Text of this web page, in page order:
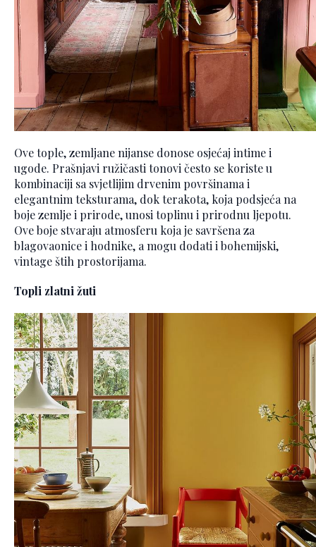
Ove tople, zemljane nijanse donose osjećaj intime i
ugode. Prašnjavi ružičasti tonovi često se koriste u
kombinaciji sa svjetlijim drvenim površinama i
elegantnim teksturama, dok terakota, koja podsjeća na
boje zemlje i prirode, unosi toplinu i prirodnu ljepotu.
Ove boje stvaraju atmosferu koja je savršena za
blagovaonice i hodnike, a mogu dodati i bohemijski,
vintage štih prostorijama.
Topli zlatni žuti